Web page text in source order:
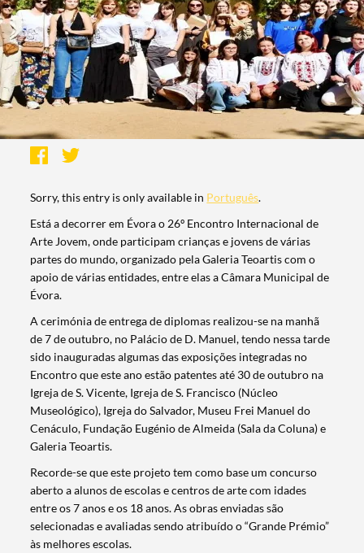
Sorry, this entry is only available in Português.
Está a decorrer em Évora o 26º Encontro Internacional de
Arte Jovem, onde participam crianças e jovens de várias
partes do mundo, organizado pela Galeria Teoartis com o
apoio de várias entidades, entre elas a Câmara Municipal de
Évora.
A cerimónia de entrega de diplomas realizou-se na manhã
de 7 de outubro, no Palácio de D. Manuel, tendo nessa tarde
sido inauguradas algumas das exposições integradas no
Encontro que este ano estão patentes até 30 de outubro na
Igreja de S. Vicente, Igreja de S. Francisco (Núcleo
Museológico), Igreja do Salvador, Museu Frei Manuel do
Cenáculo, Fundação Eugénio de Almeida (Sala da Coluna) e
Galeria Teoartis.
Recorde-se que este projeto tem como base um concurso
aberto a alunos de escolas e centros de arte com idades
entre os 7 anos e os 18 anos. As obras enviadas são
selecionadas e avaliadas sendo atribuído o “Grande Prémio”
às melhores escolas.